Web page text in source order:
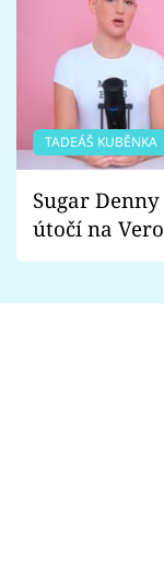
TADEÁŠ KUBĚNKA
Sugar
útočí na
Proč je